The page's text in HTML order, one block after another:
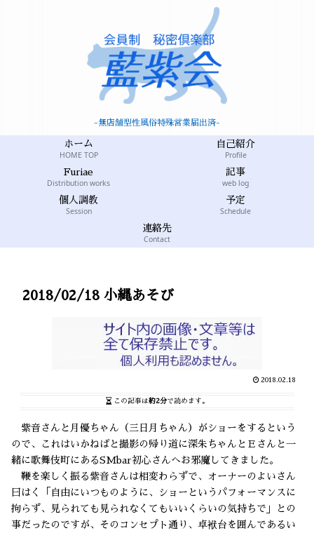
-無店舗型性風俗特殊営業届出済-
ホーム
HOME TOP
自己紹介
Profile
Furiae
Distribution works
記事
web log
個人調教
Session
予定
Schedule
連絡先
Contact
2018/02/18 小縄あそび
2018.02.18
この記事は約2分で読めます。
紫音さんと月優ちゃん（三日月ちゃん）がショーをするという
ので、これはいかねばと撮影の帰り道に深朱ちゃんとＥさんと一
緒に歌舞伎町にあるSMbar初心さんへお邪魔してきました。
鞭を楽しく振る紫音さんは相変わらずで、オーナーのよいさん
曰はく「自由にいつものように、ショーというパフォーマンスに
拘らず、見られても見られなくてもいいくらいの気持ちで」との
事だったのですが、そのコンセプト通り、卓袱台を囲んであるい